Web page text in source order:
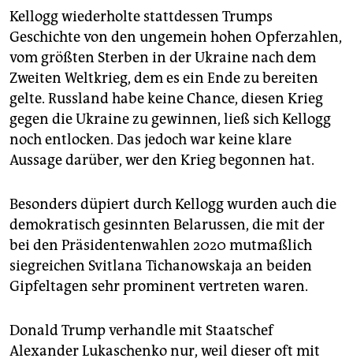
Kellogg wiederholte stattdessen Trumps
Geschichte von den ungemein hohen Opferzahlen,
vom größten Sterben in der Ukraine nach dem
Zweiten Weltkrieg, dem es ein Ende zu bereiten
gelte. Russland habe keine Chance, diesen Krieg
gegen die Ukraine zu gewinnen, ließ sich Kellogg
noch entlocken. Das jedoch war keine klare
Aussage darüber, wer den Krieg begonnen hat.
Besonders düpiert durch Kellogg wurden auch die
demokratisch gesinnten Belarussen, die mit der
bei den Präsidentenwahlen 2020 mutmaßlich
siegreichen Svitlana Tichanowskaja an beiden
Gipfeltagen sehr prominent vertreten waren.
Donald Trump verhandle mit Staatschef
Alexander Lukaschenko nur, weil dieser oft mit